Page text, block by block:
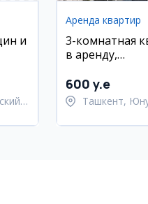
и
Аренда квартир
3-комнатная
в аренду,
18 квартал
600 y.e
Ташкент,